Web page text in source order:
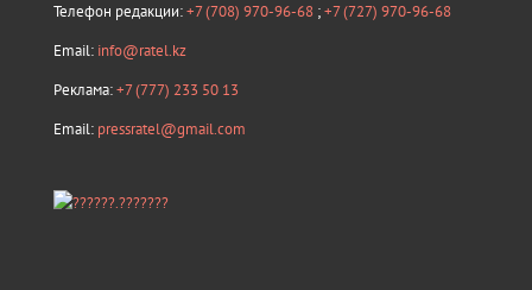
Телефон редакции:+7 (708) 970-96-68 ;+7 (727) 970-96-68
Email: info@ratel.kz
Реклама:+7 (777) 233 50 13
Email: pressratel@gmail.com